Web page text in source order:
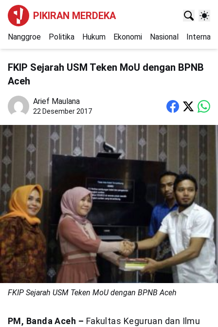
PIKIRAN MERDEKA
Nanggroe Politika Hukum Ekonomi Nasional
FKIP Sejarah USM Teken MoU dengan BPNB
Aceh
Arief Maulana
22 Desember 2017
FKIP Sejarah USM Teken MoU dengan BPNB Aceh
PM, Banda Aceh – Fakultas Keguruan dan Ilmu